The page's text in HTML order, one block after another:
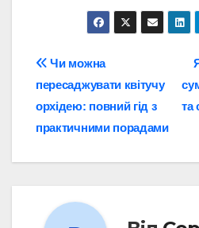
Навігація
записів
та
Чи можна
пересаджувати квітучу
орхідею: повний гід з
практичними порадами